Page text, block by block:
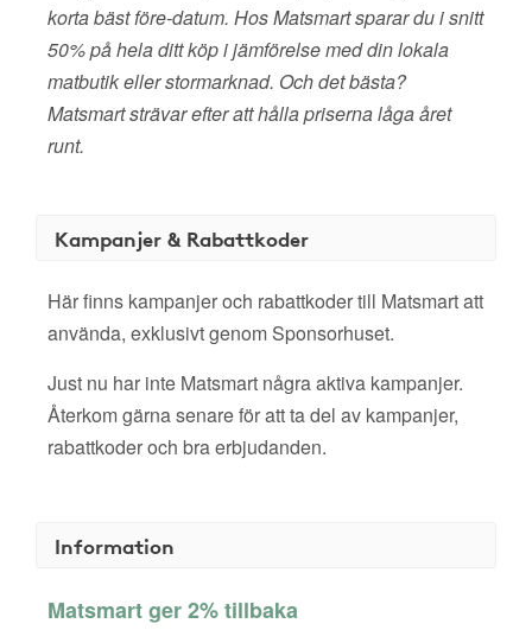
korta bäst före-datum. Hos Matsmart sparar du i snitt
50% på hela ditt köp i jämförelse med din lokala
matbutik eller stormarknad. Och det bästa?
Matsmart strävar efter att hålla priserna låga året
runt.
Kampanjer & Rabattkoder
Här finns kampanjer och rabattkoder till Matsmart att
använda, exklusivt genom Sponsorhuset.
Just nu har inte Matsmart några aktiva kampanjer.
Återkom gärna senare för att ta del av kampanjer,
rabattkoder och bra erbjudanden.
Information
Matsmart ger 2% tillbaka